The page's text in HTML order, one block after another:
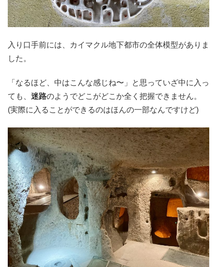
入り口手前には、カイマクル地下都市の全体模型がありま
した。
「なるほど、中はこんな感じね〜」と思っていざ中に入っ
ても、 迷路のようでどこがどこか全く把握できません。
(実際に入ることができるのはほんの一部なんですけど)